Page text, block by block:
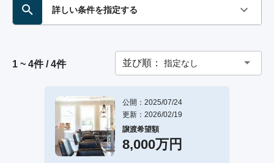
詳しい条件を指定する
1 ~ 4件 / 4件 並び順： 指定なし
公開：2025/07/24
更新：2026/02/19
譲渡希望額
8,000万円